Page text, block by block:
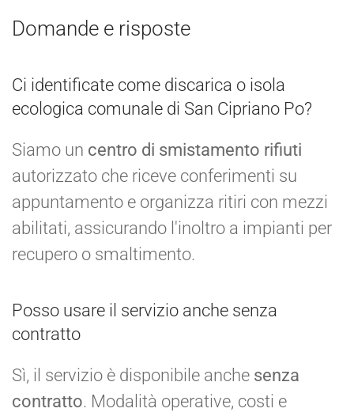
Domande e risposte
Ci identificate come discarica o isola
ecologica comunale di San Cipriano Po?
Siamo un centro di smistamento rifiuti
autorizzato che riceve conferimenti su
appuntamento e organizza ritiri con mezzi
abilitati, assicurando l'inoltro a impianti per
recupero o smaltimento.
Posso usare il servizio anche senza
contratto
Sì, il servizio è disponibile anche senza
contratto. Modalità operative, costi e